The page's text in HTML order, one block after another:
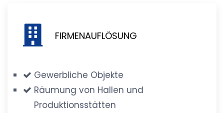
FIRMENAUFLÖSUNG
Gewerbliche Objekte
Räumung von Hallen und
Produktionsstätten